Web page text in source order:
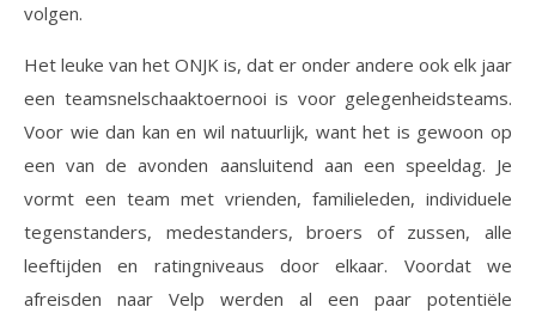
volgen.
Het leuke van het ONJK is, dat er onder andere ook elk jaar
een teamsnelschaaktoernooi is voor gelegenheidsteams.
Voor wie dan kan en wil natuurlijk, want het is gewoon op
een van de avonden aansluitend aan een speeldag. Je
vormt een team met vrienden, familieleden, individuele
tegenstanders, medestanders, broers of zussen, alle
leeftijden en ratingniveaus door elkaar. Voordat we
afreisden naar Velp werden al een paar potentiële